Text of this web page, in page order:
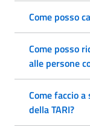
Come posso
Come posso
alle persone
Come faccio
della TARI?